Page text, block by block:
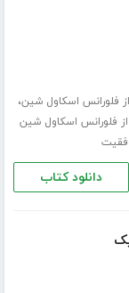
فلورانس اسکاول شین،
از فلورانس اسکاول شین
دانلود کتاب